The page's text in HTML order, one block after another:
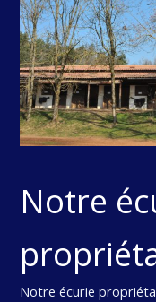
Notre
Notre écurie